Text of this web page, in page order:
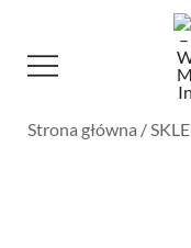
treści
Strona główna /